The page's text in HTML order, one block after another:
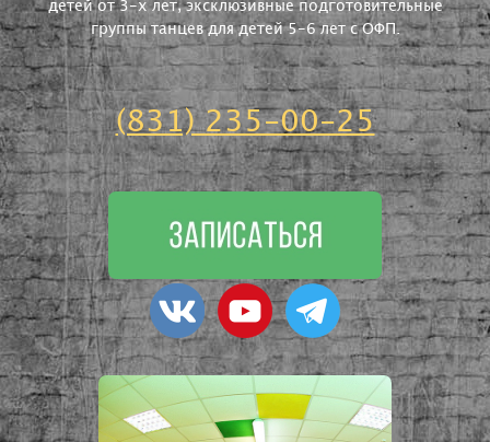
детей от 3-х лет, эксклюзивные подготовительные
группы танцев для детей 5-6 лет с ОФП.
(831) 235-00-25